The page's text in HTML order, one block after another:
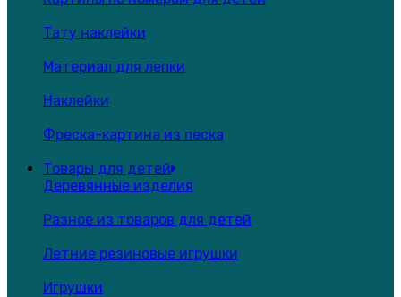
Тату наклейки
Материал для лепки
Наклейки
Фреска-картина из песка
Товары для детей
Деревянные изделия
Разное из товаров для детей
Летние резиновые игрушки
Игрушки